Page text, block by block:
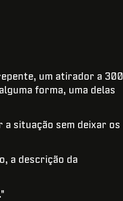
um atirador a 300
forma, uma delas
a situação sem deixar os
a descrição da